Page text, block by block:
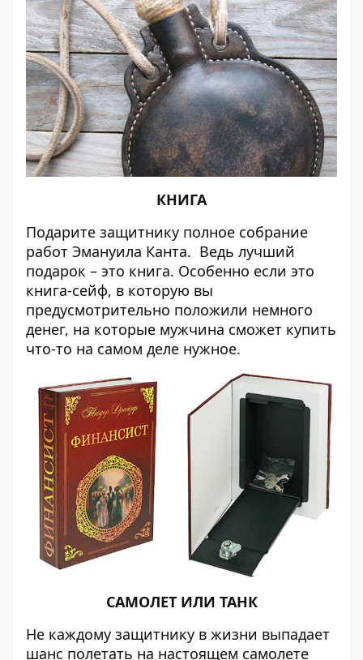
КНИГА
Подарите защитнику полное собрание
работ Эмануила Канта. Ведь лучший
подарок – это книга. Особенно если это
книга-сейф, в которую вы
предусмотрительно положили немного
денег, на которые мужчина сможет купить
что-то на самом деле нужное.
САМОЛЕТ ИЛИ ТАНК
Не каждому защитнику в жизни выпадает
шанс полетать на настоящем самолете